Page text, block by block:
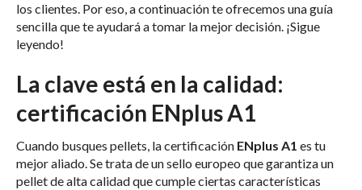
los clientes. Por eso, a continuación te ofrecemos una guía
sencilla que te ayudará a tomar la mejor decisión. ¡Sigue
leyendo!
La clave está en la calidad:
certificación ENplus A1
Cuando busques pellets, la certificación ENplus A1 es tu
mejor aliado. Se trata de un sello europeo que garantiza un
pellet de alta calidad que cumple ciertas características